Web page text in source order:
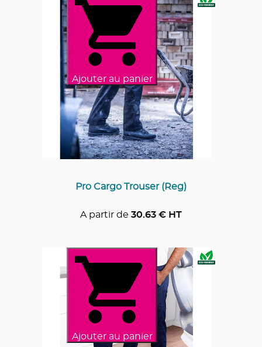
Ajouter au panier
Pro Cargo Trouser (Reg)
A partir de 30.63 € HT
Ajouter au panier